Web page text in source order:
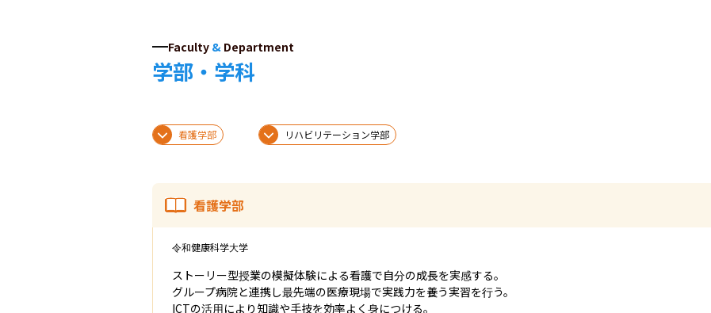
Faculty & Department
学部・学科
看護学部 リハビリテーション学部
看護学部
令和健康科学大学
ストーリー型授業の模擬体験による看護で自分の成長を実感する。
グループ病院と連携し最先端の医療現場で実践力を養う実習を行う。
ICTの活用により知識や手技を効率よく身につける。